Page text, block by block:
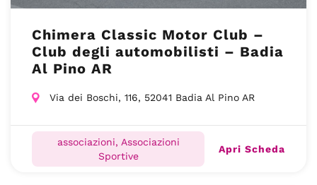
Chimera Classic Motor Club –
Club degli automobilisti – Badia
Al Pino AR
Via dei Boschi, 116, 52041 Badia Al Pino AR
associazioni, Associazioni
Sportive
Apri Scheda